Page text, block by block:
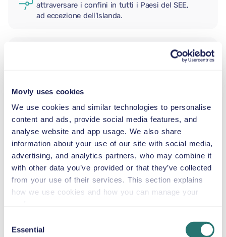
Movly uses cookies
We use cookies and similar technologies to personalise
content and ads, provide social media features, and
analyse website and app usage. We also share
information about your use of our site with social media,
advertising, and analytics partners, who may combine it
with other data you’ve provided or that they’ve collected
from your use of their services. This section explains
how we use cookies and how you can manage your
Selection
Essential
attraversare i confini in tutti i Paesi del SEE,
ad eccezione dell'Islanda.
SEGGIOLINO NEONATO
2,5–13 kg
SEGGIOLINO PER BAMBINI
9–18 kg
SEGGIOLINO ALZABIMBO
15–36 kg
CUSCINO RIALZATO